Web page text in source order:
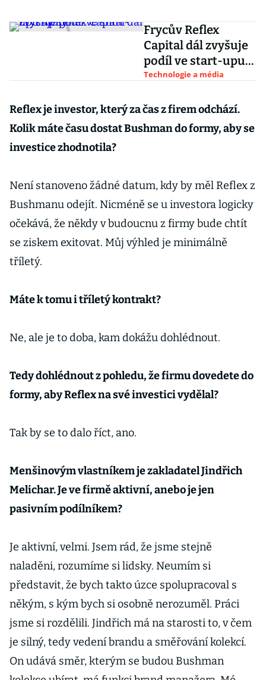
Frycův Reflex
Capital dál zvyšuje
podíl ve start-upu
Apify
Technologie a média
Reflex je investor, který za čas z firem odchází.
Kolik máte času dostat Bushman do formy, aby se
investice zhodnotila?
Není stanoveno žádné datum, kdy by měl Reflex z
Bushmanu odejít. Nicméně se u investora logicky
očekává, že někdy v budoucnu z firmy bude chtít
se ziskem exitovat. Můj výhled je minimálně
tříletý.
Máte k tomu i tříletý kontrakt?
Ne, ale je to doba, kam dokážu dohlédnout.
Tedy dohlédnout z pohledu, že firmu dovedete do
formy, aby Reflex na své investici vydělal?
Tak by se to dalo říct, ano.
Menšinovým vlastníkem je zakladatel Jindřich
Melichar. Je ve firmě aktivní, anebo je jen
pasivním podílníkem?
Je aktivní, velmi. Jsem rád, že jsme stejně
naladěni, rozumíme si lidsky. Neumím si
představit, že bych takto úzce spolupracoval s
někým, s kým bych si osobně nerozuměl. Práci
jsme si rozdělili. Jindřich má na starosti to, v čem
je silný, tedy vedení brandu a směřování kolekcí.
On udává směr, kterým se budou Bushman